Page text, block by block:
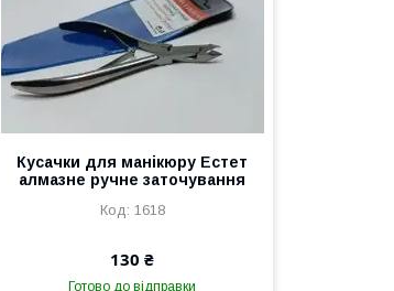
Кусачки для манікюру Естет
алмазне ручне заточування
1618
130 ₴
Готово до відправки